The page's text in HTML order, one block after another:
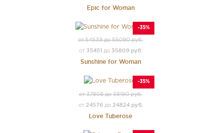
Epic for Woman
-35%
от 54539 до 55090 руб.
от 35451 до 35809 руб.
Sunshine for Woman
-35%
от 37808 до 38190 руб.
от 24576до 24824 руб.
Love Tuberose